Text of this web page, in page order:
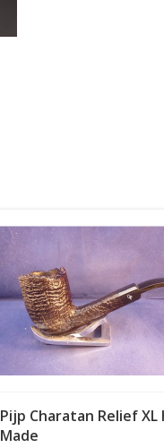
Pijp Charatan Relief XL
Made